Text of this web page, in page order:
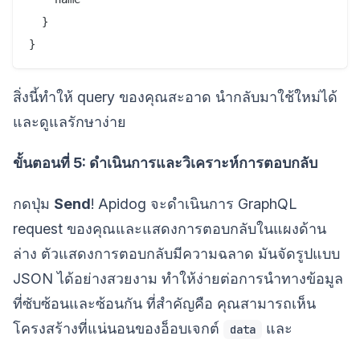
  }
สิ่งนี้ทำให้ query ของคุณสะอาด นำกลับมาใช้ใหม่ได้
และดูแลรักษาง่าย
ขั้นตอนที่ 5: ดำเนินการและวิเคราะห์การตอบกลับ
กดปุ่ม Send! Apidog จะดำเนินการ GraphQL
request ของคุณและแสดงการตอบกลับในแผงด้าน
ล่าง ตัวแสดงการตอบกลับมีความฉลาด มันจัดรูปแบบ
JSON ได้อย่างสวยงาม ทำให้ง่ายต่อการนำทางข้อมูล
ที่ซับซ้อนและซ้อนกัน ที่สำคัญคือ คุณสามารถเห็น
โครงสร้างที่แน่นอนของอ็อบเจกต์
data และ